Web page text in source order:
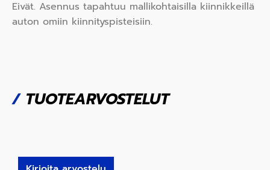
Eivät. Asennus tapahtuu mallikohtaisilla kiinnikkeillä
auton omiin kiinnityspisteisiin.
/TUOTEARVOSTELUT